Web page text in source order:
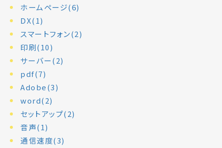
ホームページ(6)
DX(1)
スマートフォン(2)
印刷(10)
サーバー(2)
pdf(7)
Adobe(3)
word(2)
セットアップ(2)
音声(1)
通信速度(3)